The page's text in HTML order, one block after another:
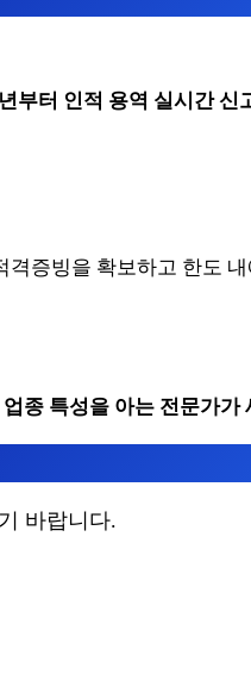
부터 인적 용역 실시간
증빙을 확보하고 한도
종 특성을 아는 전문가가
바랍니다.